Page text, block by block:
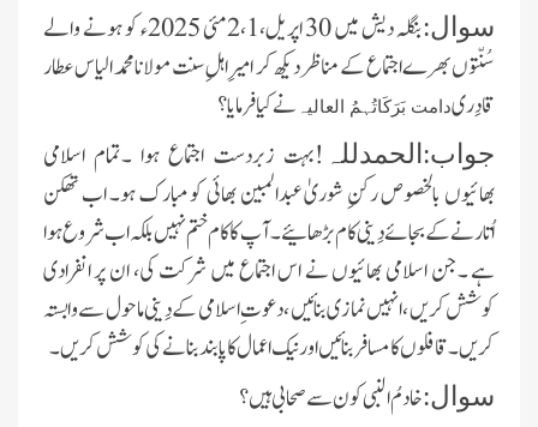
سوال:
بنگلہ دیش میں 30 اپریل،2،1 مئی 2025ء کو ہونے والے
سُنّتوں بھرےاجتماع کے مناظردیکھ کر امیرِاہلِ سنت مولانامحمد الیاس عطار
قادِریدامت بَرَکَاتُہمُ العالیہ نے کیا فرمایا؟
جواب: الحمدللہ !بہت زبردست اجتماع ہوا ۔تمام اسلامی
بھائیوں بالخصوص رکنِ شوریٰ عبدالمبین بھائی کو مبارک ہو۔ اب تھکن
اُتارنے کے بجائے دِینی کام بڑھائیے۔ آپ کا کام ختم نہیں بلکہ اب شروع ہوا
ہے ۔جن اسلامی بھائیوں نے اس اجتماع میں شرکت کی، ان پر انفرادی
کوشش کریں ،انہیں نمازی بنائیں ،دعوت ِاسلامی کے دِینی ماحول سے وابستہ
کریں ۔قافلوں کا مسافر بنائیں اور نیک اعمال کا پابند بنانے کی کوشش کریں ۔
سوال:خادمُ النبی کون سے صحابی ہیں ؟